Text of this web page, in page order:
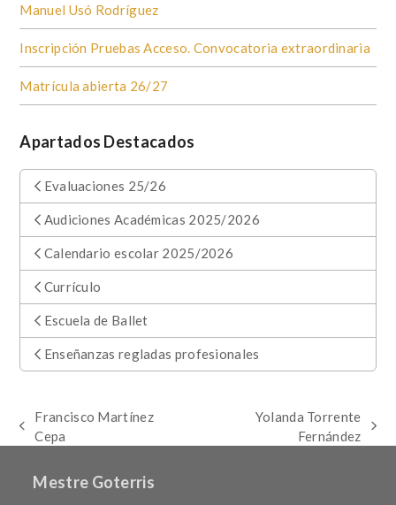
Manuel Usó Rodríguez
Inscripción Pruebas Acceso. Convocatoria extraordinaria
Matrícula abierta 26/27
Apartados Destacados
Evaluaciones 25/26
Audiciones Académicas 2025/2026
Calendario escolar 2025/2026
Currículo
Escuela de Ballet
Enseñanzas regladas profesionales
previous
Francisco Martínez
Cepa
Yolanda Torrente
Fernández
Mestre Goterris